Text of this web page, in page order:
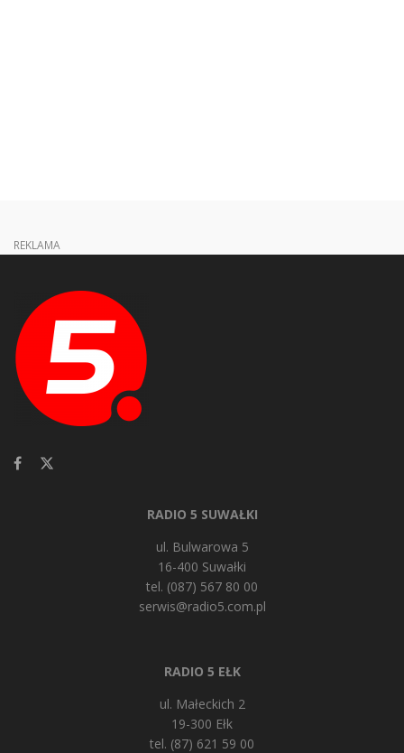
REKLAMA
RADIO 5 SUWAŁKI
ul. Bulwarowa 5
16-400 Suwałki
tel. (087) 567 80 00
serwis@radio5.com.pl
RADIO 5 EŁK
ul. Małeckich 2
19-300 Ełk
tel. (87) 621 59 00